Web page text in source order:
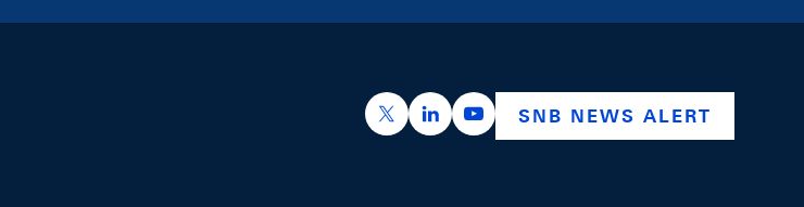
https://x.com/snb_bns
https://ch.linkedin.com/company/swiss-
https://www.youtube.com/
SNB NEWS ALERT